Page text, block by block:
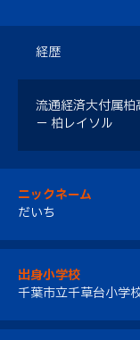
経歴
流通経済大付属柏
－ 柏レイソル
ニックネーム
だいち
出身小学校
千葉市立千草台小学